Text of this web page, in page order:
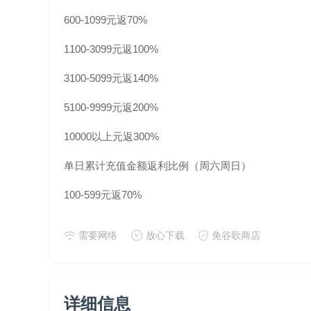
600-1099元返70%
1100-3099元返100%
3100-5099元返140%
5100-9999元返200%
10000以上元返300%
单日累计充值金额返利比例（周六周日）
100-599元返70%
需要网络 放心下载 免谷歌商店
详细信息